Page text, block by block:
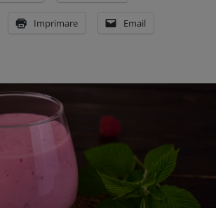
Imprimare Email